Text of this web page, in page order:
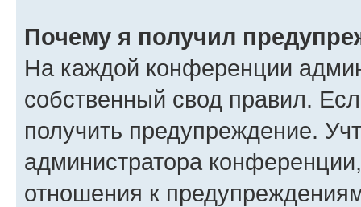
Почему я получил
На каждой конференции
собственный свод правил.
получить предупреждение.
администратора
отношения к